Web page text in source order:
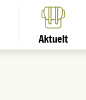
Aktuelt